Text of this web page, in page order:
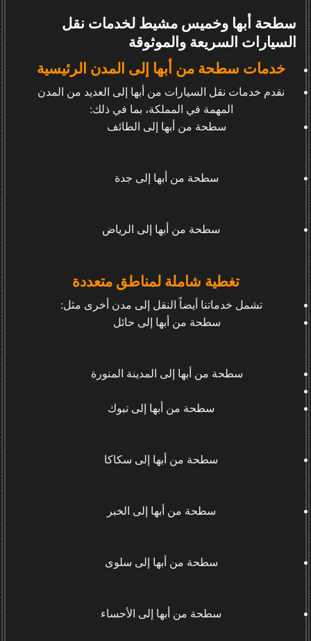
سطحة أبها وخميس مشيط لخدمات نقل
السيارات السريعة والموثوقة
خدمات سطحة من أبها إلى المدن الرئيسية
نقدم خدمات نقل السيارات من أبها إلى العديد من المدن
المهمة في المملكة، بما في ذلك:
سطحة من أبها إلى الطائف
سطحة من أبها إلى جدة
سطحة من أبها إلى الرياض
تغطية شاملة لمناطق متعددة
تشمل خدماتنا أيضاً النقل إلى مدن أخرى مثل:
سطحة من أبها إلى حائل
سطحة من أبها إلى المدينة المنورة
سطحة من أبها إلى تبوك
سطحة من أبها إلى سكاكا
سطحة من أبها إلى الخبر
سطحة من أبها إلى سلوى
سطحة من أبها إلى الأحساء